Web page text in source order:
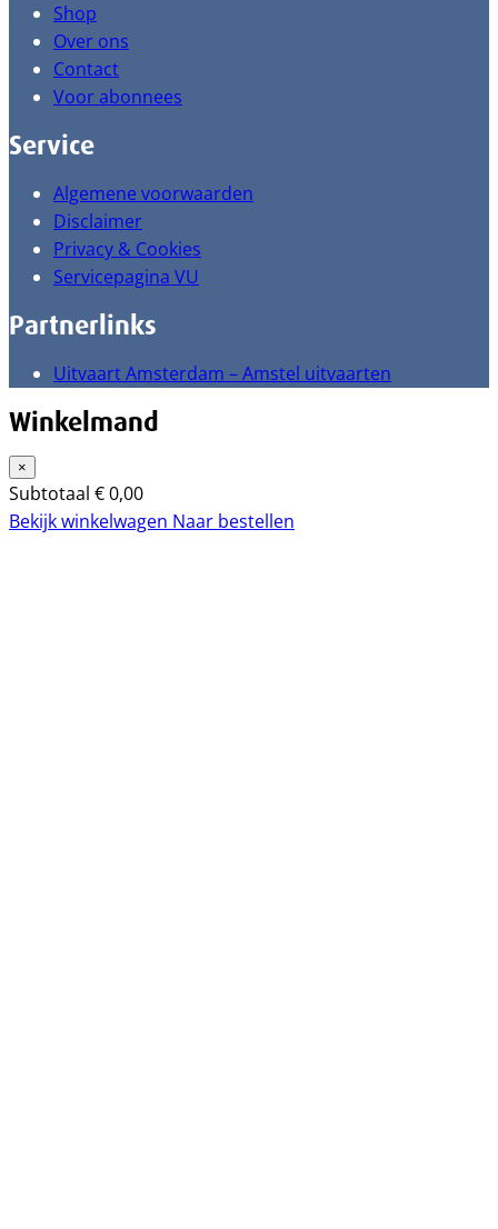
Shop
Over ons
Contact
Voor abonnees
Service
Algemene voorwaarden
Disclaimer
Privacy & Cookies
Servicepagina VU
Partnerlinks
Uitvaart Amsterdam – Amstel uitvaarten
Winkelmand
×
Subtotaal €0,00
Bekijk winkelwagen Naar bestellen